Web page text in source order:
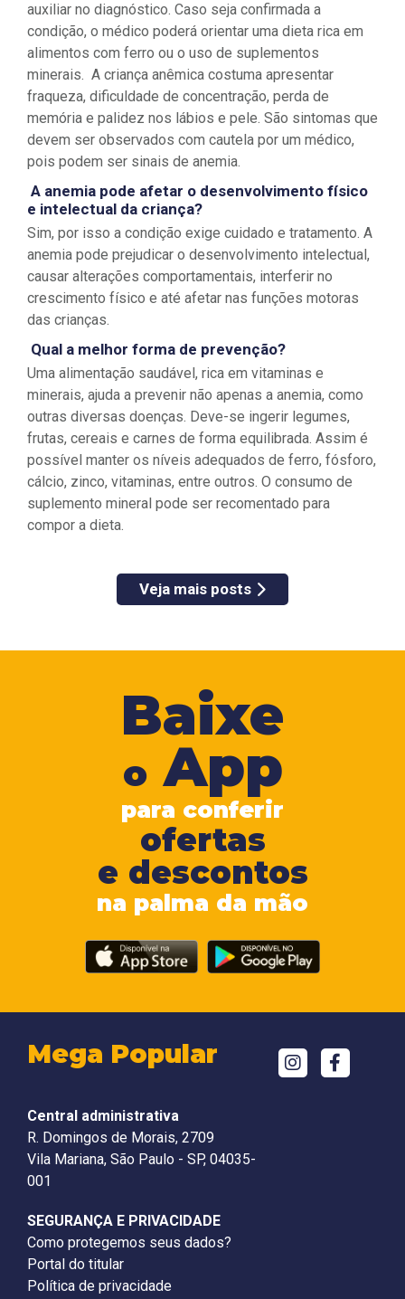
auxiliar no diagnóstico. Caso seja confirmada a
condição, o médico poderá orientar uma dieta rica em
alimentos com ferro ou o uso de suplementos
minerais. A criança anêmica costuma apresentar
fraqueza, dificuldade de concentração, perda de
memória e palidez nos lábios e pele. São sintomas que
devem ser observados com cautela por um médico,
pois podem ser sinais de anemia.
A anemia pode afetar o desenvolvimento físico
e intelectual da criança?
Sim, por isso a condição exige cuidado e tratamento. A
anemia pode prejudicar o desenvolvimento intelectual,
causar alterações comportamentais, interferir no
crescimento físico e até afetar nas funções motoras
das crianças.
Qual a melhor forma de prevenção?
Uma alimentação saudável, rica em vitaminas e
minerais, ajuda a prevenir não apenas a anemia, como
outras diversas doenças. Deve-se ingerir legumes,
frutas, cereais e carnes de forma equilibrada. Assim é
possível manter os níveis adequados de ferro, fósforo,
cálcio, zinco, vitaminas, entre outros. O consumo de
suplemento mineral pode ser recomentado para
compor a dieta.
Veja mais posts
Baixe
oApp
para conferir
ofertas
e descontos
na palma da mão
Mega Popular
Central administrativa
R. Domingos de Morais, 2709
Vila Mariana, São Paulo - SP, 04035-
001
SEGURANÇA E PRIVACIDADE
Como protegemos seus dados?
Portal do titular
Política de privacidade